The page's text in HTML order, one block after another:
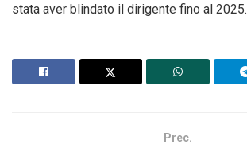
stata aver blindato il dirigente fino al 2025.
Prec.